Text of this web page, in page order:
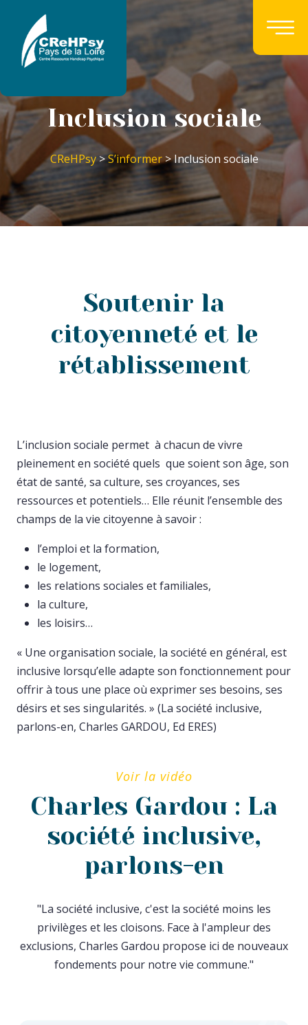
Inclusion sociale
CReHPsy>S’informer> Inclusion sociale
Soutenir la
citoyenneté et le
rétablissement
L’inclusion sociale permet à chacun de vivre
pleinement en société quels que soient son âge, son
état de santé, sa culture, ses croyances, ses
ressources et potentiels… Elle réunit l’ensemble des
champs de la vie citoyenne à savoir :
l’emploi et la formation,
le logement,
les relations sociales et familiales,
la culture,
les loisirs…
« Une organisation sociale, la société en général, est
inclusive lorsqu’elle adapte son fonctionnement pour
offrir à tous une place où exprimer ses besoins, ses
désirs et ses singularités. » (La société inclusive,
parlons-en, Charles GARDOU, Ed ERES)
Voir la vidéo
Charles Gardou : La
société inclusive,
parlons-en
"La société inclusive, c'est la société moins les
privilèges et les cloisons. Face à l'ampleur des
exclusions, Charles Gardou propose ici de nouveaux
fondements pour notre vie commune."